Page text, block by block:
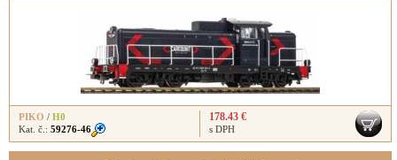
PIKO / H0
Kat. č.: 59276-46
178.43 €
s DPH